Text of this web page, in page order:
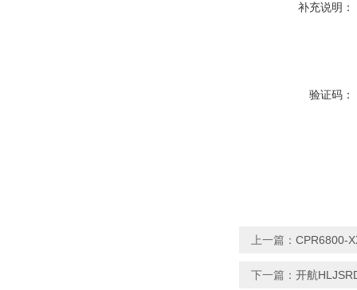
补充说明：
验证码：
上一篇： CPR6800-
下一篇： 开航